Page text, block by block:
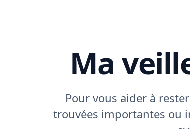
Ma
Pour vous aider à
trouvées importantes ou